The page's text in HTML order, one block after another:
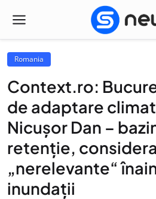
Romania
Context.ro:
de adaptare
Nicușor Dan –
retenție,
„nerelevante“
inundații